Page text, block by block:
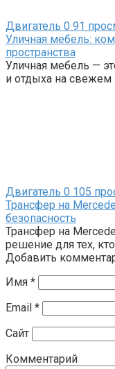
Двигатель 0 91
Уличная мебель:
пространства
Уличная мебель —
и отдыха на свежем
Двигатель 0 105
Трансфер на
безопасность
Трансфер на
решение для тех,
Добавить
Имя *
Email *
Сайт
Комментарий